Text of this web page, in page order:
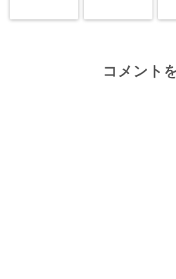
コメント